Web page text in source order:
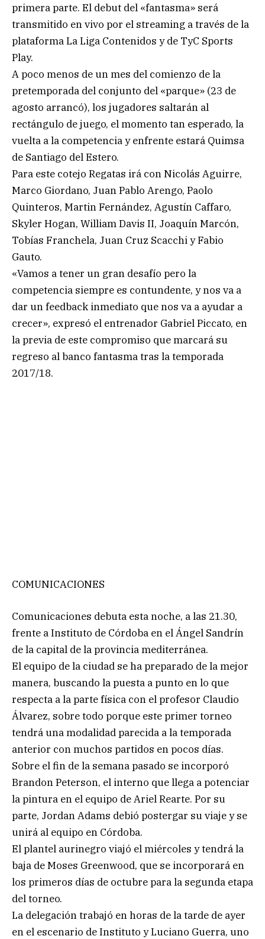
primera parte. El debut del «fantasma» será
transmitido en vivo por el streaming a través de la
plataforma La Liga Contenidos y de TyC Sports
Play.
A poco menos de un mes del comienzo de la
pretemporada del conjunto del «parque» (23 de
agosto arrancó), los jugadores saltarán al
rectángulo de juego, el momento tan esperado, la
vuelta a la competencia y enfrente estará Quimsa
de Santiago del Estero.
Para este cotejo Regatas irá con Nicolás Aguirre,
Marco Giordano, Juan Pablo Arengo, Paolo
Quinteros, Martin Fernández, Agustín Caffaro,
Skyler Hogan, William Davis II, Joaquín Marcón,
Tobías Franchela, Juan Cruz Scacchi y Fabio
Gauto.
«Vamos a tener un gran desafío pero la
competencia siempre es contundente, y nos va a
dar un feedback inmediato que nos va a ayudar a
crecer», expresó el entrenador Gabriel Piccato, en
la previa de este compromiso que marcará su
regreso al banco fantasma tras la temporada
2017/18.
COMUNICACIONES
Comunicaciones debuta esta noche, a las 21.30,
frente a Instituto de Córdoba en el Ángel Sandrín
de la capital de la provincia mediterránea.
El equipo de la ciudad se ha preparado de la mejor
manera, buscando la puesta a punto en lo que
respecta a la parte física con el profesor Claudio
Álvarez, sobre todo porque este primer torneo
tendrá una modalidad parecida a la temporada
anterior con muchos partidos en pocos días.
Sobre el fin de la semana pasado se incorporó
Brandon Peterson, el interno que llega a potenciar
la pintura en el equipo de Ariel Rearte. Por su
parte, Jordan Adams debió postergar su viaje y se
unirá al equipo en Córdoba.
El plantel aurinegro viajó el miércoles y tendrá la
baja de Moses Greenwood, que se incorporará en
los primeros días de octubre para la segunda etapa
del torneo.
La delegación trabajó en horas de la tarde de ayer
en el escenario de Instituto y Luciano Guerra, uno